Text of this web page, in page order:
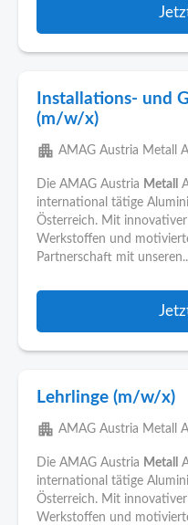
Installations- und
(m/w/x)
apartment AMAG Austria Metall
Die AMAG Austria Metall
international tätige
Österreich. Mit
Werkstoffen und
Partnerschaft mit
Lehrlinge (m/w/x)
apartment AMAG Austria Metall
Die AMAG Austria Metall
international tätige
Österreich. Mit
Werkstoffen und